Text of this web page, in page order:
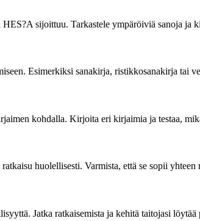
sijoittuu. Tarkastele ympäröiviä sanoja ja
Esimerkiksi sanakirja, ristikkosanakirja tai
kohdalla. Kirjoita eri kirjaimia ja testaa,
huolellisesti. Varmista, että se sopii yhteen
Jatka ratkaisemista ja kehitä taitojasi